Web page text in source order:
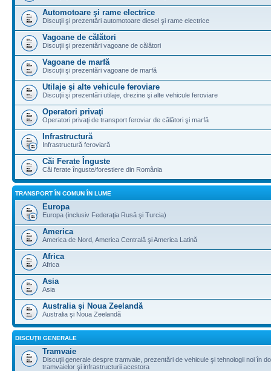
Automotoare şi rame electrice
Discuţii şi prezentări automotoare diesel şi rame electrice
Vagoane de călători
Discuţii şi prezentări vagoane de călători
Vagoane de marfă
Discuţii şi prezentări vagoane de marfă
Utilaje şi alte vehicule feroviare
Discuţii şi prezentări utilaje, drezine şi alte vehicule feroviare
Operatori privaţi
Operatori privaţi de transport feroviar de călători şi marfă
Infrastructură
Infrastructură feroviară
Căi Ferate Înguste
Căi ferate înguste/forestiere din România
TRANSPORT ÎN COMUN ÎN LUME
Europa
Europa (inclusiv Federaţia Rusă şi Turcia)
America
America de Nord, America Centrală şi America Latină
Africa
Africa
Asia
Asia
Australia şi Noua Zeelandă
Australia şi Noua Zeelandă
DISCUŢII GENERALE
Tramvaie
Discuţii generale despre tramvaie, prezentări de vehicule şi tehnologii noi în
tramvaielor şi infrastructurii acestora